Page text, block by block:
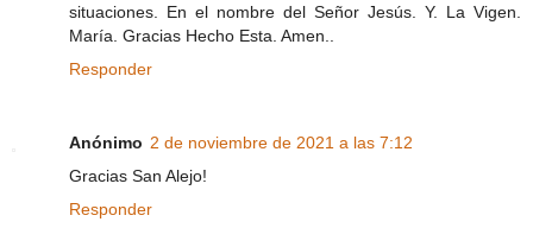
situaciones. En el nombre del Señor Jesús. Y. La Vigen.
María. Gracias Hecho Esta. Amen..
Responder
Anónimo 2 de noviembre de 2021 a las 7:12
Gracias San Alejo!
Responder